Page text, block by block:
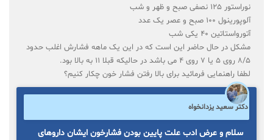
نوراستور ۱۲۵ نصفی صبح و ظهر و شب
آلوپورینول ۱۰۰ صبح و عصر یک عدد
آتورواستاتین ۴۰ یکی شب
مشکل در حال حاضر این است که در این یک ماهه فشارش اغلب حدود
۸/۵ روی ۵ یا ۷ روی ۴ می باشد در حالیکه قبلا ۱۱ به بالا بود.
لطفا راهنمایی فرمائید برای بالا رفتن فشار خون چکار کنیم؟
دکتر سعید یزدانخواه
سلام و عرض ادب علت پایین بودن فشارخون ایشان داروهای